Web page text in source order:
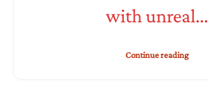
with unreal...
Continue reading